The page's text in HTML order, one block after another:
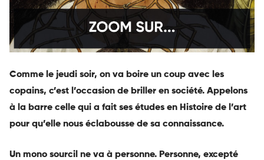
Comme le jeudi soir, on va boire un coup avec les
copains, c’est l’occasion de briller en société. Appelons
à la barre celle qui a fait ses études en Histoire de l’art
pour qu’elle nous éclabousse de sa connaissance.
Un mono sourcil ne va à personne. Personne, excepté